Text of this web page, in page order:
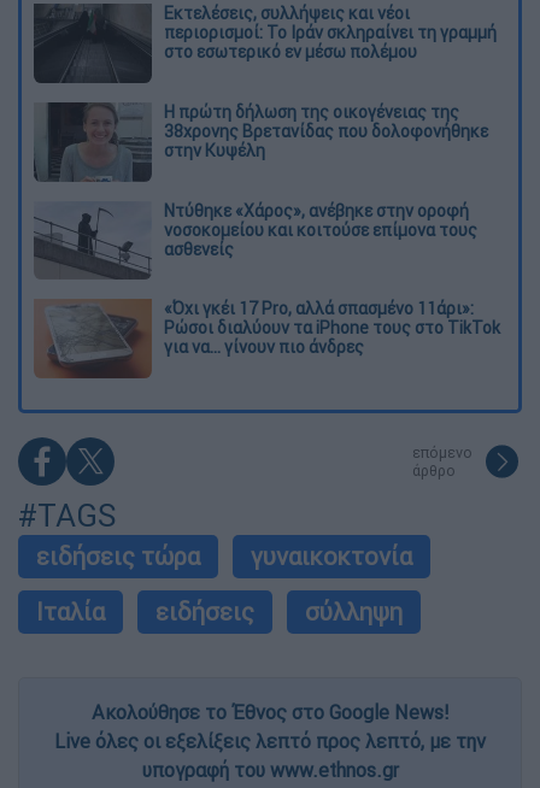
Εκτελέσεις, συλλήψεις και νέοι
περιορισμοί: Το Ιράν σκληραίνει τη γραμμή
στο εσωτερικό εν μέσω πολέμου
Η πρώτη δήλωση της οικογένειας της
38χρονης Βρετανίδας που δολοφονήθηκε
στην Κυψέλη
Ντύθηκε «Χάρος», ανέβηκε στην οροφή
νοσοκομείου και κοιτούσε επίμονα τους
ασθενείς
«Όχι γκέι 17 Pro, αλλά σπασμένο 11άρι»:
Ρώσοι διαλύουν τα iPhone τους στο TikTok
για να... γίνουν πιο άνδρες
επόμενο
άρθρο
#TAGS
ειδήσεις τώρα
γυναικοκτονία
Ιταλία
ειδήσεις σύλληψη
Ακολούθησε το Έθνος στο Google News!
Live όλες οι εξελίξεις λεπτό προς λεπτό, με την
υπογραφή του www.ethnos.gr